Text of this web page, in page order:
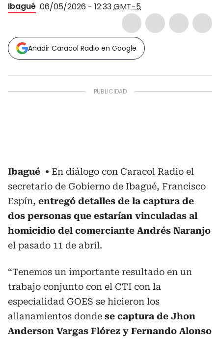
Ibagué 06/05/2026 - 12:33GMT-5
Añadir Caracol Radio en Google
Ibagué
En diálogo con Caracol Radio el
secretario de Gobierno de Ibagué, Francisco
Espín, entregó detalles de la captura de
dos personas que estarían vinculadas al
homicidio del comerciante Andrés Naranjo
el pasado 11 de abril.
“Tenemos un importante resultado en un
trabajo conjunto con el CTI con la
especialidad GOES se hicieron los
allanamientos donde se captura de Jhon
Anderson Vargas Flórez y Fernando Alonso